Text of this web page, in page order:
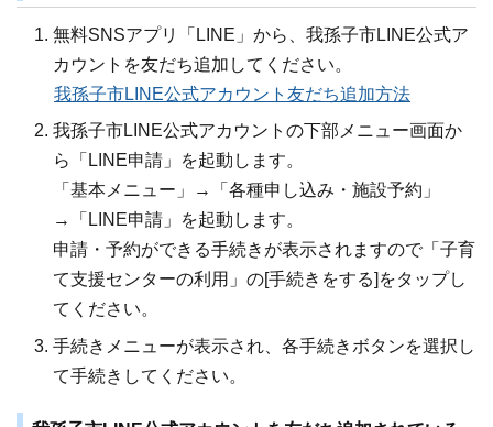
無料SNSアプリ「LINE」から、我孫子市LINE公式ア
カウントを友だち追加してください。
我孫子市LINE公式アカウント友だち追加方法
我孫子市LINE公式アカウントの下部メニュー画面か
ら「LINE申請」を起動します。
「基本メニュー」→「各種申し込み・施設予約」
→「LINE申請」を起動します。
申請・予約ができる手続きが表示されますので「子育
て支援センターの利用」の[手続きをする]をタップし
てください。
手続きメニューが表示され、各手続きボタンを選択し
て手続きしてください。